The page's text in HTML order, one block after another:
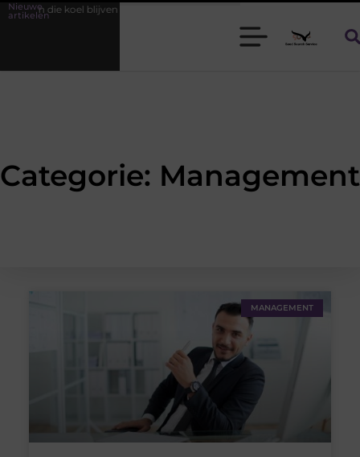
Nieuwe
artikelen
die koel blijven
Categorie: Management
MANAGEMENT